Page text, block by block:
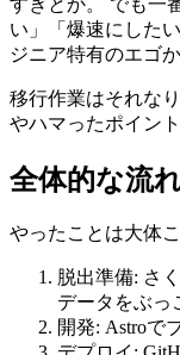
い」「爆速にした
ジニア特有のエゴ
移行作業はそれな
やハマったポイン
全体的な流
やったことは大体
脱出準備: さ
データをぶっ
開発: Astroで